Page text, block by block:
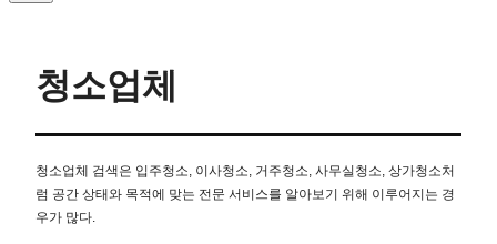
청소업체
청소업체 검색은 입주청소, 이사청소, 거주청소, 사무실청소, 상가청소처
럼 공간 상태와 목적에 맞는 전문 서비스를 알아보기 위해 이루어지는 경
우가 많다.